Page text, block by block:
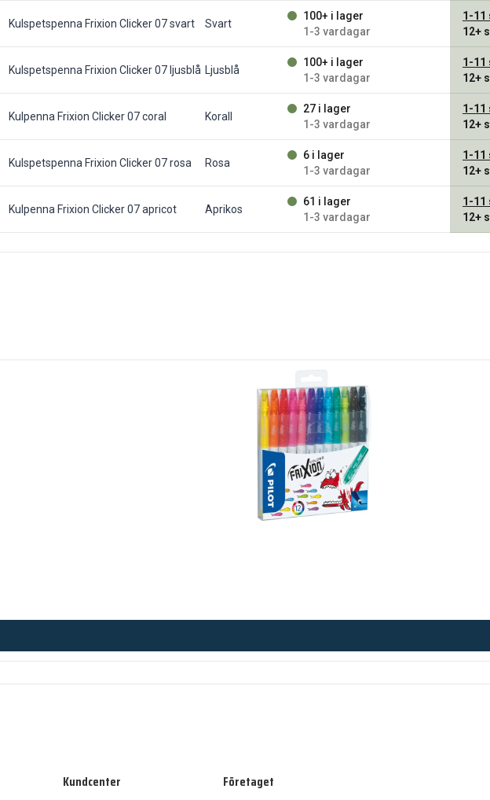
Kulspetspenna Frixion Clicker 07 svart Svart
100+ i lager
1-3 vardagar
1-11
12+
Kulspetspenna Frixion Clicker 07 ljusblå Ljusblå
100+ i lager
1-3 vardagar
1-11
12+
Kulpenna Frixion Clicker 07 coral Korall
27 i lager
1-3 vardagar
1-11
12+
Kulspetspenna Frixion Clicker 07 rosa Rosa
6 i lager
1-3 vardagar
1-11
12+
Kulpenna Frixion Clicker 07 apricot Aprikos
61 i lager
1-3 vardagar
1-11
12+
Kundcenter Företaget